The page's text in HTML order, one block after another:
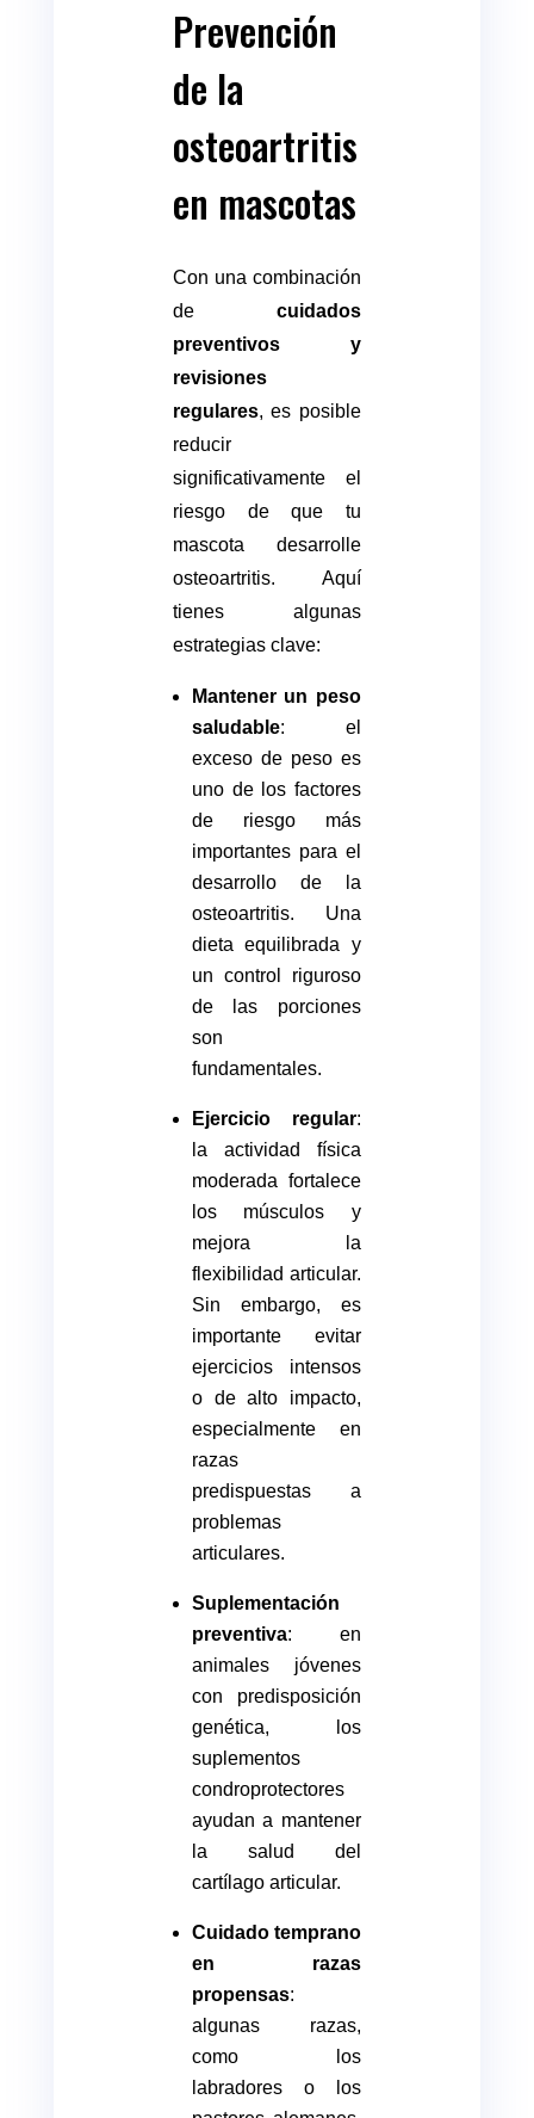
Prevención
de la
osteoartritis
en mascotas
Con una combinación
decuidados
preventivos y
revisiones
regulares, es posible
reducir
significativamente el
riesgo de que tu
mascota desarrolle
osteoartritis. Aquí
tienes algunas
estrategias clave:
Mantener un peso
saludable: el
exceso de peso es
uno de los factores
de riesgo más
importantes para el
desarrollo de la
osteoartritis. Una
dieta equilibrada y
un control riguroso
de las porciones
son
fundamentales.
Ejercicio regular:
la actividad física
moderada fortalece
los músculos y
mejora la
flexibilidad articular.
Sin embargo, es
importante evitar
ejercicios intensos
o de alto impacto,
especialmente en
razas
predispuestas a
problemas
articulares.
Suplementación
preventiva: en
animales jóvenes
con predisposición
genética, los
suplementos
condroprotectores
ayudan a mantener
la salud del
cartílago articular.
Cuidado temprano
en razas
propensas:
algunas razas,
como los
labradores o los